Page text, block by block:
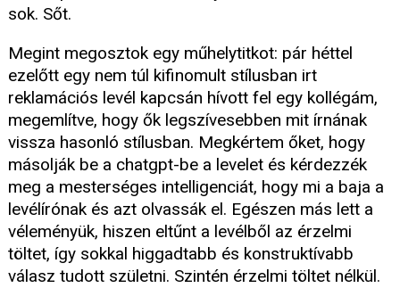
sok. Sőt.
Megint megosztok egy műhelytitkot: pár héttel
ezelőtt egy nem túl kifinomult stílusban irt
reklamációs levél kapcsán hívott fel egy kollégám,
megemlítve, hogy ők legszívesebben mit írnának
vissza hasonló stílusban. Megkértem őket, hogy
másolják be a chatgpt-be a levelet és kérdezzék
meg a mesterséges intelligenciát, hogy mi a baja a
levélírónak és azt olvassák el. Egészen más lett a
véleményük, hiszen eltűnt a levélből az érzelmi
töltet, így sokkal higgadtabb és konstruktívabb
válasz tudott születni. Szintén érzelmi töltet nélkül.